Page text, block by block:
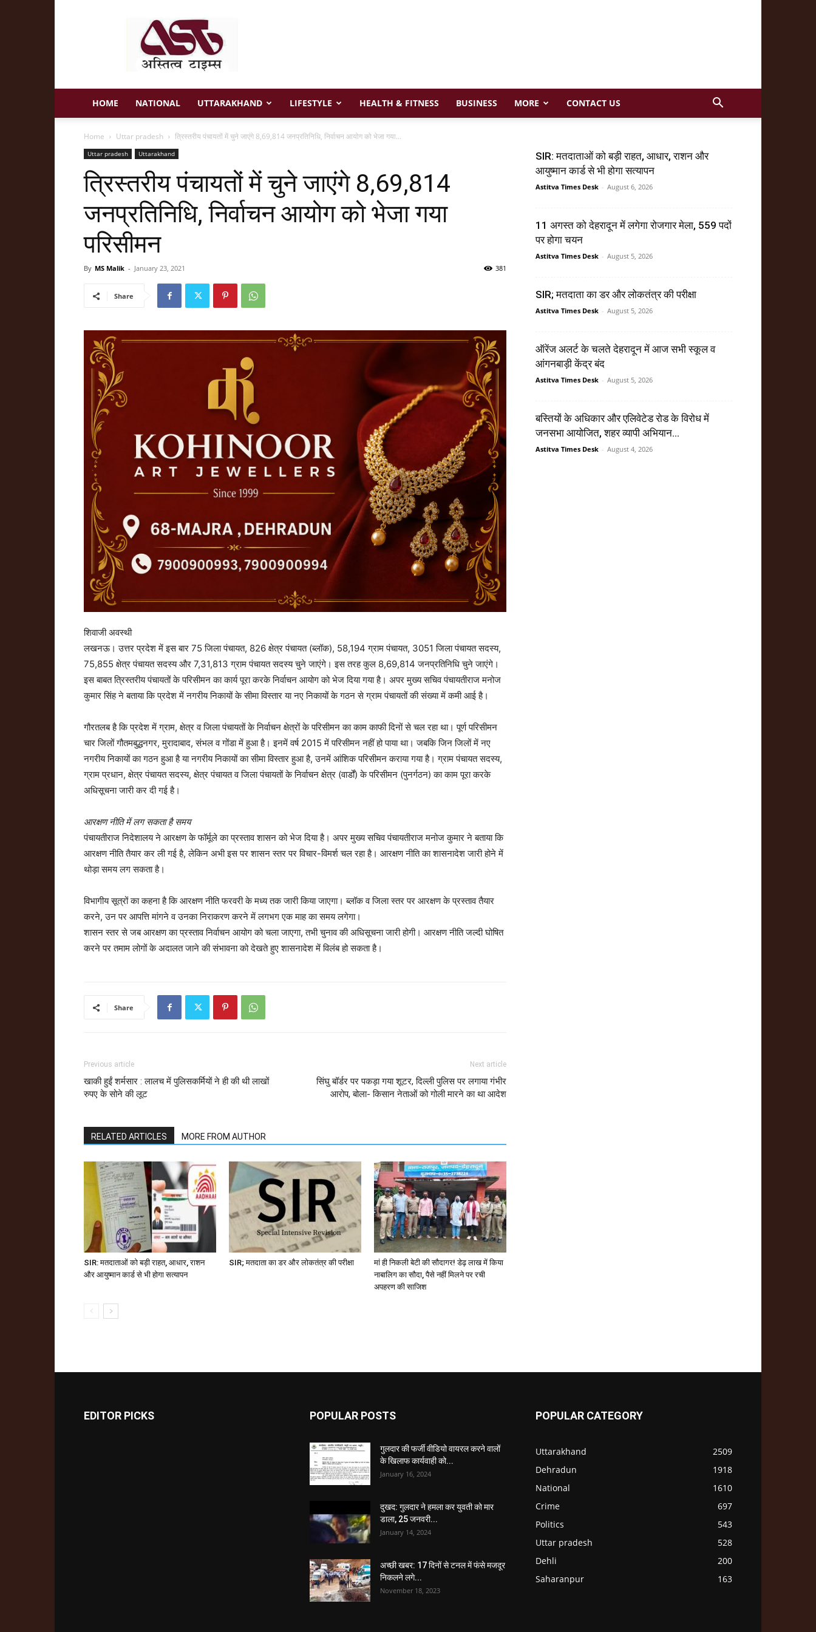
Astitva
Times
HOME NATIONAL UTTARAKHAND LIFESTYLE HEALTH & FITNESS BUSINESS MORE CONTACT US
Home Uttar pradesh त्रिस्तरीय पंचायतों में चुने जाएंगे 8,69,814 जनप्रतिनिधि, निर्वाचन आयोग को भेजा गया...
Uttar pradesh Uttarakhand
त्रिस्तरीय पंचायतों में चुने जाएंगे 8,69,814
जनप्रतिनिधि, निर्वाचन आयोग को भेजा गया
परिसीमन
By MS Malik - January 23, 2021 381
Share
शिवाजी अवस्थी
लखनऊ। उत्तर प्रदेश में इस बार 75 जिला पंचायत, 826 क्षेत्र पंचायत (ब्लॉक), 58,194 ग्राम पंचायत, 3051 जिला पंचायत सदस्य,
75,855 क्षेत्र पंचायत सदस्य और 7,31,813 ग्राम पंचायत सदस्य चुने जाएंगे। इस तरह कुल 8,69,814 जनप्रतिनिधि चुने जाएंगे।
इस बाबत त्रिस्तरीय पंचायतों के परिसीमन का कार्य पूरा करके निर्वाचन आयोग को भेज दिया गया है। अपर मुख्य सचिव पंचायतीराज मनोज
कुमार सिंह ने बताया कि प्रदेश में नगरीय निकायों के सीमा विस्तार या नए निकायों के गठन से ग्राम पंचायतों की संख्या में कमी आई है।
गौरतलब है कि प्रदेश में ग्राम, क्षेत्र व जिला पंचायतों के निर्वाचन क्षेत्रों के परिसीमन का काम काफी दिनों से चल रहा था। पूर्ण परिसीमन
चार जिलों गौतमबुद्धनगर, मुरादाबाद, संभल व गोंडा में हुआ है। इनमें वर्ष 2015 में परिसीमन नहीं हो पाया था। जबकि जिन जिलों में नए
नगरीय निकायों का गठन हुआ है या नगरीय निकायों का सीमा विस्तार हुआ है, उनमें आंशिक परिसीमन कराया गया है। ग्राम पंचायत सदस्य,
ग्राम प्रधान, क्षेत्र पंचायत सदस्य, क्षेत्र पंचायत व जिला पंचायतों के निर्वाचन क्षेत्र (वार्डों) के परिसीमन (पुनर्गठन) का काम पूरा करके
अधिसूचना जारी कर दी गई है।
आरक्षण नीति में लग सकता है समय
पंचायतीराज निदेशालय ने आरक्षण के फॉर्मूले का प्रस्ताव शासन को भेज दिया है। अपर मुख्य सचिव पंचायतीराज मनोज कुमार ने बताया कि
आरक्षण नीति तैयार कर ली गई है, लेकिन अभी इस पर शासन स्तर पर विचार-विमर्श चल रहा है। आरक्षण नीति का शासनादेश जारी होने में
थोड़ा समय लग सकता है।
विभागीय सूत्रों का कहना है कि आरक्षण नीति फरवरी के मध्य तक जारी किया जाएगा। ब्लॉक व जिला स्तर पर आरक्षण के प्रस्ताव तैयार
करने, उन पर आपत्ति मांगने व उनका निराकरण करने में लगभग एक माह का समय लगेगा।
शासन स्तर से जब आरक्षण का प्रस्ताव निर्वाचन आयोग को चला जाएगा, तभी चुनाव की अधिसूचना जारी होगी। आरक्षण नीति जल्दी घोषित
करने पर तमाम लोगों के अदालत जाने की संभावना को देखते हुए शासनादेश में विलंब हो सकता है।
Share
Previous article
खाकी हुईं शर्मसार : लालच में पुलिसकर्मियों ने ही की थी लाखों
रुपए के सोने की लूट
Next article
सिंघु बॉर्डर पर पकड़ा गया शूटर, दिल्ली पुलिस पर लगाया गंभीर
आरोप, बोला- किसान नेताओं को गोली मारने का था आदेश
RELATED ARTICLES MORE FROM AUTHOR
SIR: मतदाताओं को बड़ी राहत, आधार, राशन
और आयुष्मान कार्ड से भी होगा सत्यापन
SIR; मतदाता का डर और लोकतंत्र की परीक्षा
मां ही निकली बेटी की सौदागर! डेढ़ लाख में किया
नाबालिग का सौदा, पैसे नहीं मिलने पर रची
अपहरण की साजिश
SIR: मतदाताओं को बड़ी राहत, आधार, राशन और
आयुष्मान कार्ड से भी होगा सत्यापन
Astitva Times Desk - August 6, 2026
11 अगस्त को देहरादून में लगेगा रोजगार मेला, 559 पदों
पर होगा चयन
Astitva Times Desk - August 5, 2026
SIR; मतदाता का डर और लोकतंत्र की परीक्षा
Astitva Times Desk - August 5, 2026
ऑरेंज अलर्ट के चलते देहरादून में आज सभी स्कूल व
आंगनबाड़ी केंद्र बंद
Astitva Times Desk - August 5, 2026
बस्तियों के अधिकार और एलिवेटेड रोड के विरोध में
जनसभा आयोजित, शहर व्यापी अभियान...
Astitva Times Desk - August 4, 2026
EDITOR PICKS POPULAR POSTS
गुलदार की फर्जी वीडियो वायरल करने वालों
के खिलाफ कार्यवाही को...
January 16, 2024
दुखद: गुलदार ने हमला कर युवती को मार
डाला, 25 जनवरी...
January 14, 2024
अच्छी खबर: 17 दिनों से टनल में फंसे मजदूर
निकलने लगे...
November 18, 2023
POPULAR CATEGORY
Uttarakhand
2509
Dehradun
1918
National
1610
Crime
697
Politics
543
Uttar pradesh
528
Dehli
200
Saharanpur
163